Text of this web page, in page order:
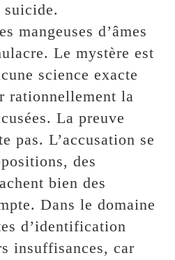
mangeuses d’âmes
Le mystère est
science exacte
rationnellement la
La preuve
pas. L’accusation se
des
bien des
Dans le domaine
d’identification
insuffisances, car